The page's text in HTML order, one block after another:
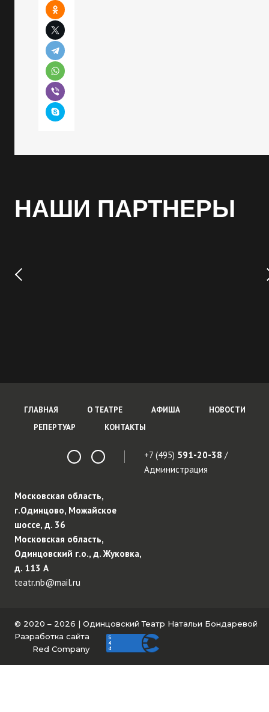
НАШИ ПАРТНЕРЫ
ГЛАВНАЯ О ТЕАТРЕ АФИША
НОВОСТИ
РЕПЕРТУАР
КОНТАКТЫ
+7 (495) 591-20-38 /
Администрация
Московская область,
г.Одинцово, Можайское
шоссе, д. 36
Московская область,
Одинцовский г.о., д. Жуковка,
д. 113 А
teatr.nb@mail.ru
© 2020 – 2026 | Одинцовский Театр Натальи Бондаревой
Разработка сайта
Red Company